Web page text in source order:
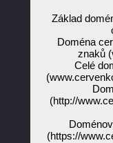
Základ
Doména
znaků
Celé
(http://
(https://